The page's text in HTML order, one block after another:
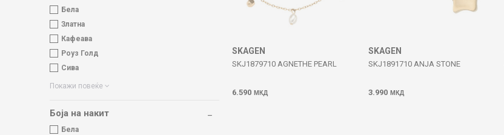
Бела
Златна
Кафеава
Роуз Голд
Сива
Покажи повеќе
Боја на накит
Бела
SKAGEN
SKJ1879710 AGNETHE PEARL
6.590 МКД
SKAGEN
SKJ1891710 ANJA STONE
3.990 МКД